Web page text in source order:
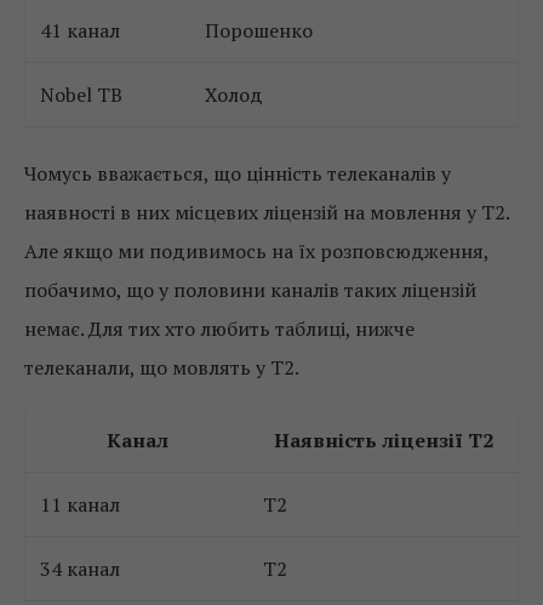
41 канал Порошенко
Nobel TB Холод
Чомусь вважається, що цінність телеканалів у
наявності в них місцевих ліцензій на мовлення у Т2.
Але якщо ми подивимось на їх розповсюдження,
побачимо, що у половини каналів таких ліцензій
немає. Для тих хто любить таблиці, нижче
телеканали, що мовлять у Т2.
Канал Наявність ліцензії Т2
11 канал Т2
34 канал Т2